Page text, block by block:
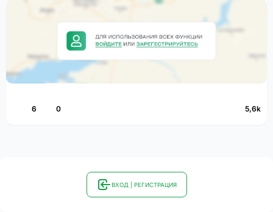
6 0 5,6k
ВХОД | РЕГИСТРАЦИЯ